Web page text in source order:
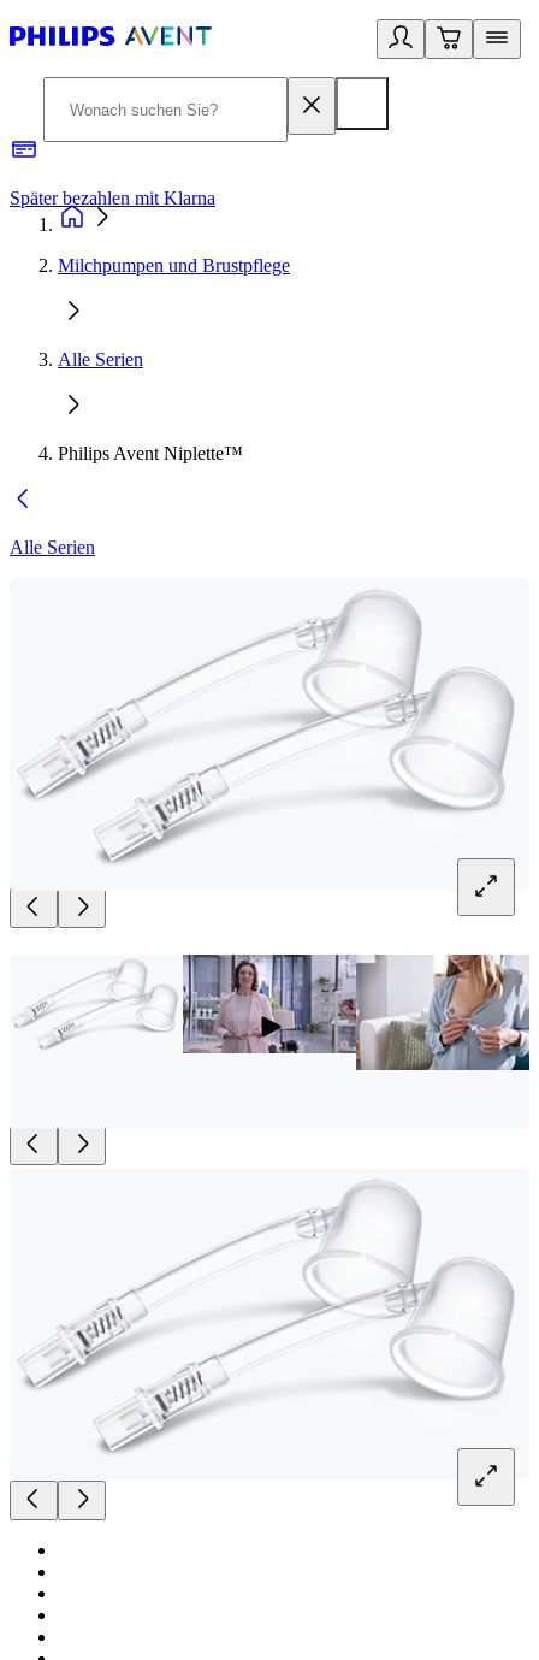
Später bezahlen mit Klarna
Milchpumpen und Brustpflege
Alle Serien
Philips Avent Niplette™
Alle Serien